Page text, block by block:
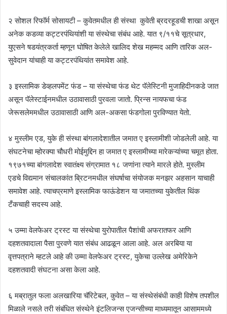
२ सोशल रिफॉर्म सोसायटी – कुवेतमधील ही संस्था कुवेती ब्रदरहूडची शाखा असून
अनेक कडव्या कट्टरपंथियांशी या संस्थेचा संबंध आहे. यात ९/११चे सूत्रधार,
युएसने षडयंत्रकर्ता म्हणून घोषित केलेले खालिद शेख महम्मद आणि तारिक अल-
सुवेदान यांचाही या कट्टरपंथियांत समावेश आहे.
३ इस्लामिक डेव्हलपमेंट फंड – या संस्थेचा फंड थेट पॅलेस्टिनी मुजाहिदीनकडे जात
असून पॅलेस्टाईनमधील उठावासाठी पुरवला जातो. प्रिन्स नायफचा फंड
जेरूसलेममधील उठावासाठी आणि अल-अकसा फंडगोला पुरविण्यात येतो.
४ मुस्लीम एड, युके ही संस्था बांगलादेशातील जमात ए इस्लामीशी जोडलेली आहे. या
संघटनेचा म्होरक्या चौधरी मोईमुद्दिन हा जमात ए इस्लामीच्या मारेकऱ्यांच्या चमूत होता.
१९७१च्या बांगलादेश स्वातंक्ष्य संग्रामात १८ जणांना त्याने मारले होते. मुस्लीम
एडचे विद्यमान संचालकांत ब्रिटनमधील संघर्षाचा संयोजक मनझर अहसान याचाही
समावेश आहे. त्याचप्रमाणे इस्लामिक फाऊंडेशन या जमातच्या युकेतील थिंक
टँकचाही सदस्य आहे.
५ उम्मा वेलफेअर ट्रस्ट या संस्थेचा युरोपातील पैशांची अफरातफर आणि
दहशतवादाला पैसा पुरवणे यात संबंध आढळून आला आहे. अल अरबिया या
वृत्तपत्राने म्हटले आहे की उम्मा वेलफेअर ट्रस्ट, युकेचा उल्लेख अमेरिकेने
दहशतवादी संघटना असा केला आहे.
६ मब्रातुल फला अलखारिया चॅरिटेबल, कुवेत – या संस्थेसंबंधी काही विशेष तपशील
मिळाले नसले तरी संबंधित संस्थेने इंटलिजन्स एजन्सीच्या माध्यमातून आसाममध्ये